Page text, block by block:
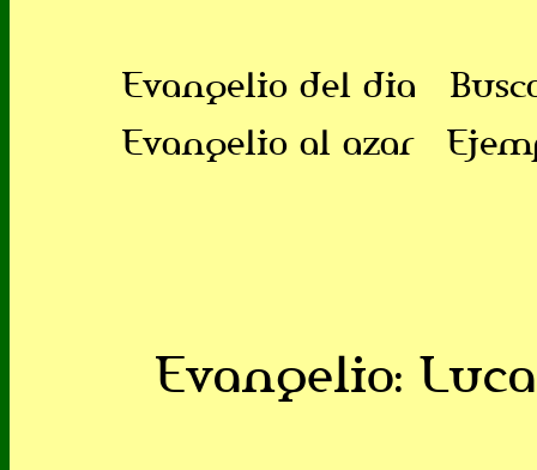
Evangelio del dia
Evangelio al azar
Evangelio: